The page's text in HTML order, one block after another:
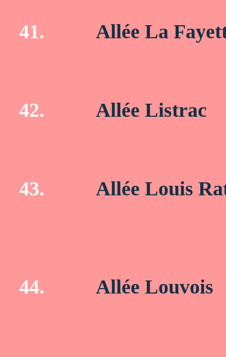
41. Allée La
42. Allée Listrac
43. Allée Louis
44. Allée Louvois